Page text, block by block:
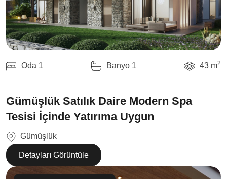
Oda 1 Banyo 1 43 m2
Gümüşlük Satılık Daire Modern Spa
Tesisi İçinde Yatırıma Uygun
Gümüşlük
Detayları Görüntüle